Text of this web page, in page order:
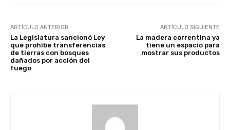
ARTÍCULO ANTERIOR
La Legislatura sancionó Ley
que prohibe transferencias
de tierras con bosques
dañados por acción del
fuego
ARTÍCULO SIGUIENTE
La madera correntina ya
tiene un espacio para
mostrar sus productos